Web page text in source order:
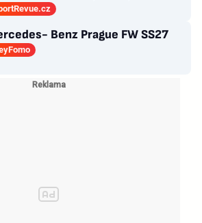
play-off
Benz Prague FW SS27